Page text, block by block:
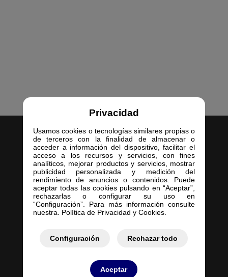
Privacidad
Usamos cookies o tecnologías similares propias o
de terceros con la finalidad de almacenar o
acceder a información del dispositivo, facilitar el
acceso a los recursos y servicios, con fines
analíticos, mejorar productos y servicios, mostrar
publicidad personalizada y medición del
rendimiento de anuncios o contenidos. Puede
aceptar todas las cookies pulsando en “Aceptar”,
rechazarlas o configurar su uso en
“Configuración”. Para más información consulte
nuestra. Política de Privacidad y Cookies.
Configuración Rechazar todo
Aceptar
Inicio
Empresa
Servicios
Contacto
Mis Presupuestos